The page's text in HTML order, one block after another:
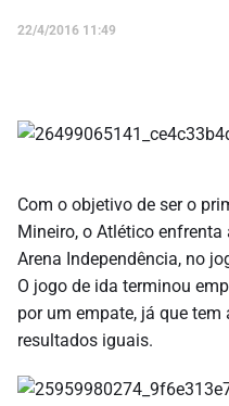
22/4/2016 11:49
Com o objetivo de ser o
Mineiro, o Atlético enfrenta
Arena Independência, no
O jogo de ida terminou
por um empate, já que
resultados iguais.